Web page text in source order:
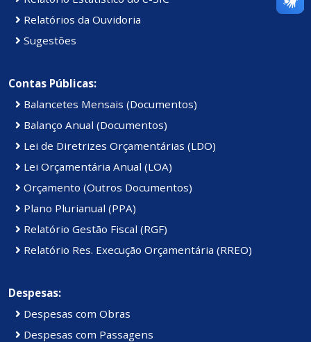
Relatórios da Ouvidoria
Sugestões
Contas Públicas:
Balancetes Mensais (Documentos)
Balanço Anual (Documentos)
Lei de Diretrizes Orçamentárias (LDO)
Lei Orçamentária Anual (LOA)
Orçamento (Outros Documentos)
Plano Plurianual (PPA)
Relatório Gestão Fiscal (RGF)
Relatório Res. Execução Orçamentária (RREO)
Despesas:
Despesas com Obras
Despesas com Passagens